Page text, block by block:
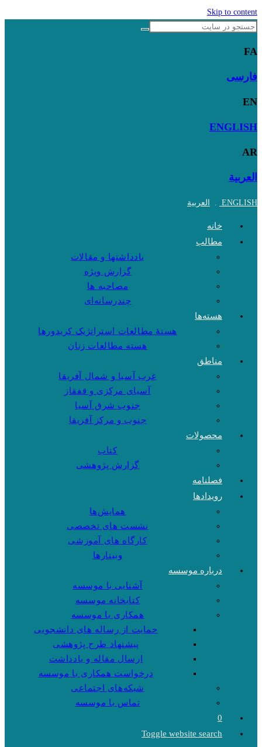
Skip to content
FA
فارسی
EN
ENGLISH
AR
العربية
ENGLISH
. العربية
خانه
مطالب
یادداشتها و مقالات
گزارش ویژه
مصاحبه ها
چندرسانه‌ای
هسته‌ها
هستهٔ مطالعات استراتژیک کریدورها
هسته مطالعات زنان
مناطق
غرب آسیا و شمال آفریقا
آسیای مرکزی و قفقاز
جنوب شرق آسیا
جنوب و مرکز آفریقا
محصولات
کتاب
گزارش پژوهشی
فصلنامه
رویدادها
همایش‌ها
نشست های تخصصی
کارگاه های آموزشی
وبینارها
درباره موسسه
آشنایی با موسسه
کتابخانه موسسه
همکاری با موسسه
حمایت از رساله های دانشجویی
پیشنهاد طرح پژوهشی
ارسال مقاله و یادداشت
درخواست همکاری با موسسه
شبکه‌های اجتماعی
تماس با موسسه
0
Toggle website search